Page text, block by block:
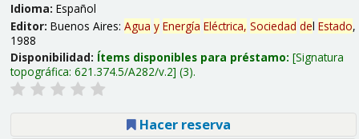
Idioma: Español
Editor: Buenos Aires: Agua y Energía Eléctrica, Sociedad del Estado,
1988
Disponibilidad: Ítems disponibles para préstamo: Signatura
topográfica: 621.374.5/A282/v.2 (3).
Hacer reserva